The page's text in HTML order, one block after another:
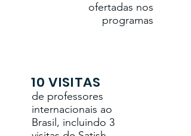
ofertadas nos
programas
10 VISITAS
de professores
internacionais ao
Brasil, incluindo 3